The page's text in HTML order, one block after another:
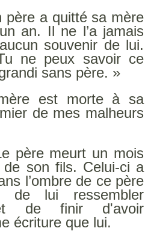
père a quitté sa mère
an. Il ne l’a jamais
souvenir de lui.
ne peux savoir ce
sans père. »
est morte à sa
de mes malheurs
père meurt un mois
son fils. Celui-ci a
l’ombre de ce père
de lui ressembler
et de finir d'avoir
écriture que lui.